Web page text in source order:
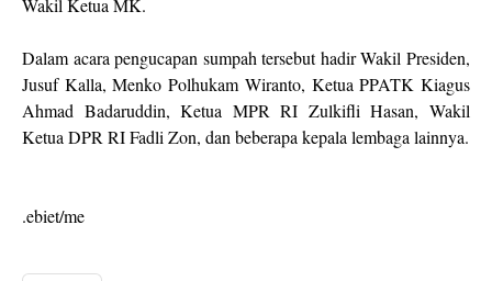
Wakil Ketua MK.
Dalam acara pengucapan sumpah tersebut hadir Wakil Presiden,
Jusuf Kalla, Menko Polhukam Wiranto, Ketua PPATK Kiagus
Ahmad Badaruddin, Ketua MPR RI Zulkifli Hasan, Wakil
Ketua DPR RI Fadli Zon, dan beberapa kepala lembaga lainnya.
.ebiet/me